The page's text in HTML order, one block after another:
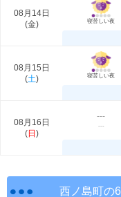
08月14日
(金) 寝苦しい夜
08月15日
(土) 寝苦しい夜
08月16日
(日 )
---
---
西ノ島町の